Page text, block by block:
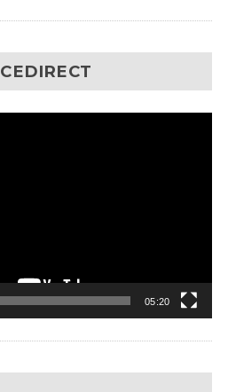
05:20